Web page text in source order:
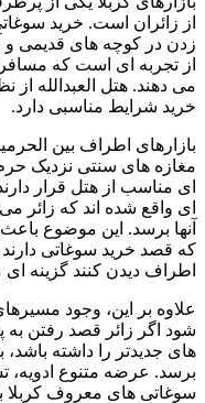
از زائران است. خرید
زدن در کوچه های قدیمی و
از تجربه ای است که
می دهند. هتل العبدالله از
خرید شرایط مناسبی دارد.
بازارهای اطراف بین
مغازه های سنتی نزدیک
ای مناسب از هتل قرار
ای واقع شده اند که زائر می
آنها برسد. این موضوع باعث
که قصد خرید سوغاتی دارند
اطراف دیدن کنند گزینه
علاوه بر این، وجود
شود اگر زائر قصد رفتن به
های جدیدتر را داشته باشد،
برسد. عرضه متنوع ادویه،
سوغاتی های معروف کربلا